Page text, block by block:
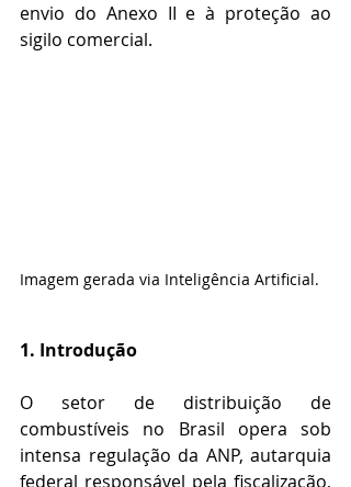
envio do Anexo II e à proteção ao
sigilo comercial.
Imagem gerada via Inteligência Artificial.
1. Introdução
O setor de distribuição de
combustíveis no Brasil opera sob
intensa regulação da ANP, autarquia
federal responsável pela fiscalização,